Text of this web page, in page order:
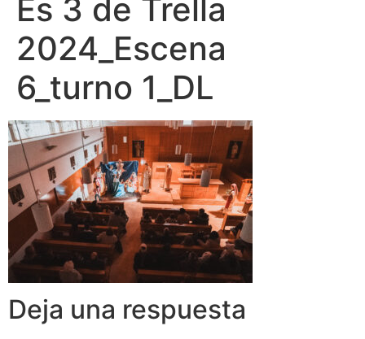
Es 3 de Trella
2024_Escena
6_turno 1_DL
Deja una respuesta